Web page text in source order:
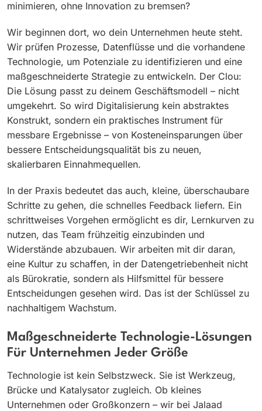
minimieren, ohne Innovation zu bremsen?
Wir beginnen dort, wo dein Unternehmen heute steht.
Wir prüfen Prozesse, Datenflüsse und die vorhandene
Technologie, um Potenziale zu identifizieren und eine
maßgeschneiderte Strategie zu entwickeln. Der Clou:
Die Lösung passt zu deinem Geschäftsmodell – nicht
umgekehrt. So wird Digitalisierung kein abstraktes
Konstrukt, sondern ein praktisches Instrument für
messbare Ergebnisse – von Kosteneinsparungen über
bessere Entscheidungsqualität bis zu neuen,
skalierbaren Einnahmequellen.
In der Praxis bedeutet das auch, kleine, überschaubare
Schritte zu gehen, die schnelles Feedback liefern. Ein
schrittweises Vorgehen ermöglicht es dir, Lernkurven zu
nutzen, das Team frühzeitig einzubinden und
Widerstände abzubauen. Wir arbeiten mit dir daran,
eine Kultur zu schaffen, in der Datengetriebenheit nicht
als Bürokratie, sondern als Hilfsmittel für bessere
Entscheidungen gesehen wird. Das ist der Schlüssel zu
nachhaltigem Wachstum.
Maßgeschneiderte Technologie-Lösungen
Für Unternehmen Jeder Größe
Technologie ist kein Selbstzweck. Sie ist Werkzeug,
Brücke und Katalysator zugleich. Ob kleines
Unternehmen oder Großkonzern – wir bei Jalaad